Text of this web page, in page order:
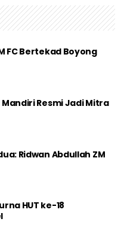
FC Bertekad Boyong
Resmi Jadi Mitra
Ridwan Abdullah ZM
HUT ke-18